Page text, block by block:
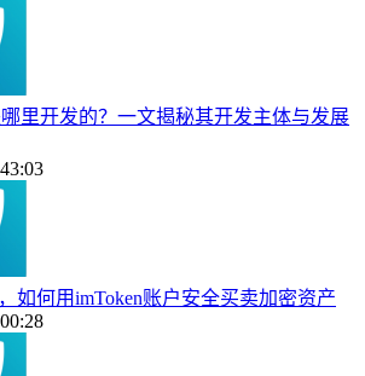
里开发的？一文揭秘其开发主体与发展
如何用imToken账户安全买卖加密资产